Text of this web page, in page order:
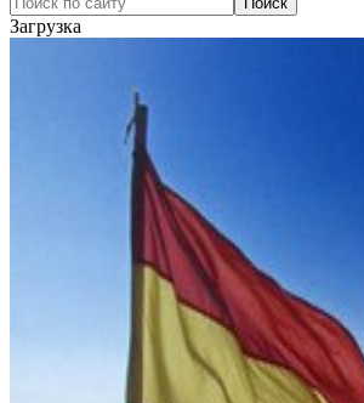
Загрузка